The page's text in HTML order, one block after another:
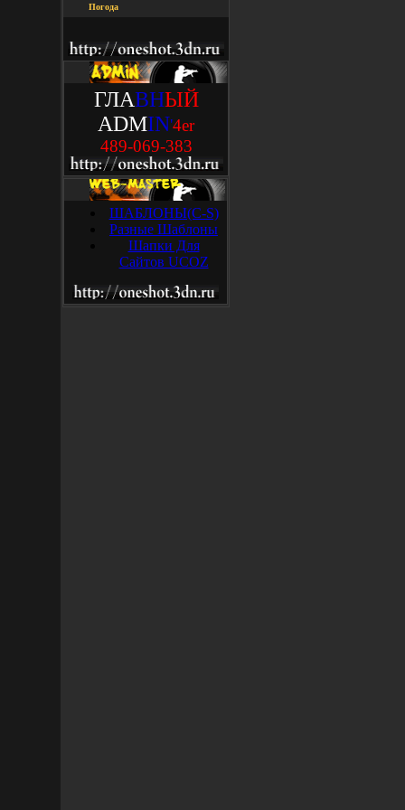
Погода
ГЛАВНЫЙ
ADMIN'4er
489-069-383
ШАБЛОНЫ(C-S)
Разные Шаблоны
Шапки Для
Сайтов UCOZ